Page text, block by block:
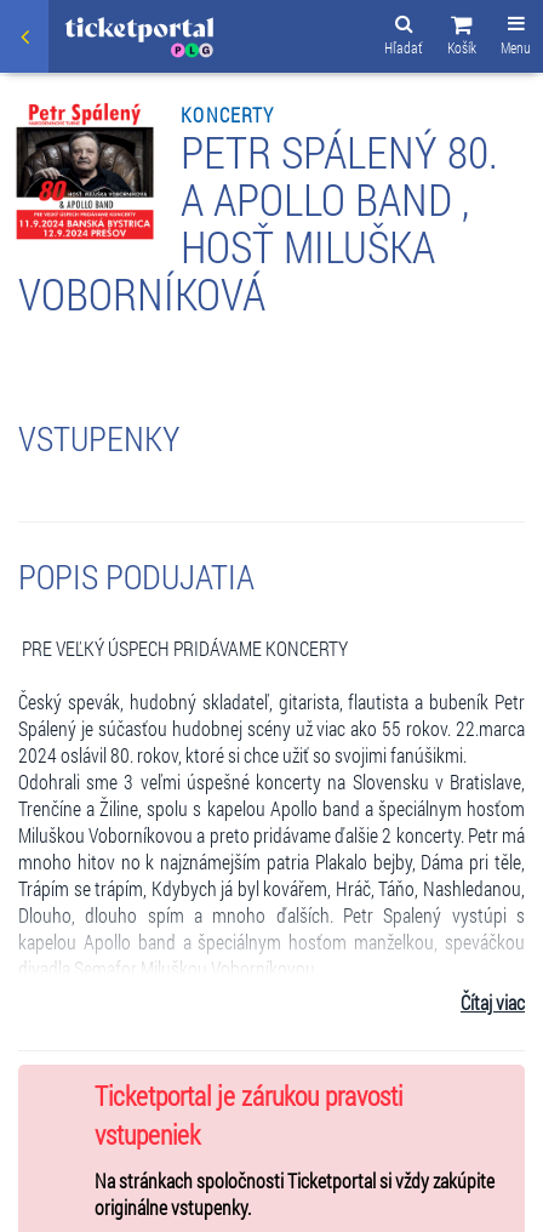
Menu
Košík
Hľadať
KONCERTY
PETR SPÁLENÝ 80.
A APOLLO BAND ,
HOSŤ MILUŠKA
VOBORNÍKOVÁ
VSTUPENKY
POPIS PODUJATIA
PRE VEĽKÝ ÚSPECH PRIDÁVAME KONCERTY
Český spevák, hudobný skladateľ, gitarista, flautista a bubeník Petr
Spálený je súčasťou hudobnej scény už viac ako 55 rokov. 22.marca
2024 oslávil 80. rokov, ktoré si chce užiť so svojimi fanúšikmi.
Odohrali sme 3 veľmi úspešné koncerty na Slovensku v Bratislave,
Trenčíne a Žiline, spolu s kapelou Apollo band a špeciálnym hosťom
Miluškou Voborníkovou a preto pridávame ďalšie 2 koncerty. Petr má
mnoho hitov no k najznámejším patria Plakalo bejby, Dáma pri těle,
Trápím se trápím, Kdybych já byl kovářem, Hráč, Táňo, Nashledanou,
Dlouho, dlouho spím a mnoho ďalších. Petr Spalený vystúpi s
kapelou Apollo band a špeciálnym hosťom manželkou, speváčkou
divadla Semafor Miluškou Voborníkovou.
Open door V.I.P. 18:00 hod. kďé V.I.P. lístok dostane po príchode
narodeninový balíček Petr Spálený 80.
Čítaj viac
Ticketportal je zárukou pravosti
vstupeniek
Na stránkach spoločnosti Ticketportal si vždy zakúpite
originálne vstupenky.